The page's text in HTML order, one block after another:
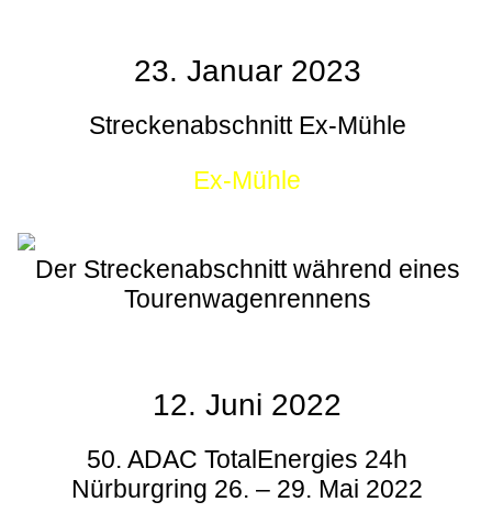
23. Januar 2023
Streckenabschnitt Ex-Mühle
Ex-Mühle
Der Streckenabschnitt während eines
Tourenwagenrennens
12. Juni 2022
50. ADAC TotalEnergies 24h
Nürburgring 26. – 29. Mai 2022